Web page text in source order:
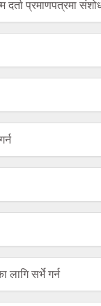
दर्ता प्रमाणपत्रमा
सर्भे गर्न